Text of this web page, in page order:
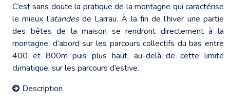
C’est sans doute la pratique de la montagne qui caractérise
le mieux l’atandesde Larrau. À la fin de l’hiver une partie
des bêtes de la maison se rendront directement à la
montagne, d’abord sur les parcours collectifs du bas entre
400 et 800m puis plus haut, au-delà de cette limite
climatique, sur les parcours d’estive.
Description